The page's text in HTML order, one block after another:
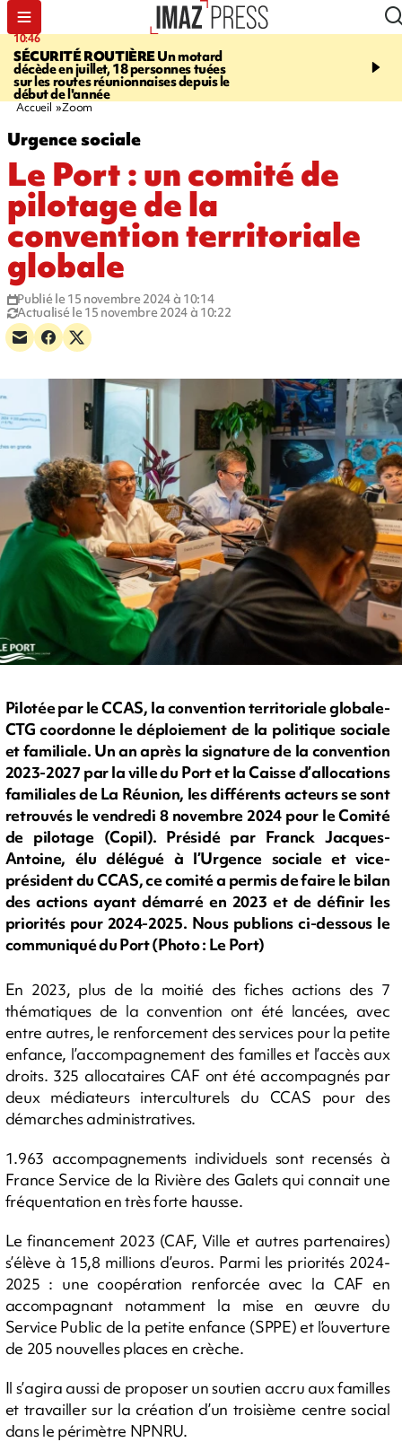
10:46
SÉCURITÉ ROUTIÈREUn motard
décède en juillet, 18 personnes tuées
sur les routes réunionnaises depuis le
début de l'année
13:49
mineurs - un courrier
Accueil Zoom
Urgence sociale
Le Port : un comité de
pilotage de la
convention territoriale
globale
Publié le 15 novembre 2024 à 10:14
Actualisé le 15 novembre 2024 à 10:22
Pilotée par le CCAS, la convention territoriale globale-
CTG coordonne le déploiement de la politique sociale
et familiale. Un an après la signature de la convention
2023-2027 par la ville du Port et la Caisse d’allocations
familiales de La Réunion, les différents acteurs se sont
retrouvés le vendredi 8 novembre 2024 pour le Comité
de pilotage (Copil). Présidé par Franck Jacques-
Antoine, élu délégué à l’Urgence sociale et vice-
président du CCAS, ce comité a permis de faire le bilan
des actions ayant démarré en 2023 et de définir les
priorités pour 2024-2025. Nous publions ci-dessous le
communiqué du Port (Photo : Le Port)
En 2023, plus de la moitié des fiches actions des 7
thématiques de la convention ont été lancées, avec
entre autres, le renforcement des services pour la petite
enfance, l’accompagnement des familles et l’accès aux
droits. 325 allocataires CAF ont été accompagnés par
deux médiateurs interculturels du CCAS pour des
démarches administratives.
1.963 accompagnements individuels sont recensés à
France Service de la Rivière des Galets qui connait une
fréquentation en très forte hausse.
Le financement 2023 (CAF, Ville et autres partenaires)
s’élève à 15,8 millions d’euros. Parmi les priorités 2024-
2025 : une coopération renforcée avec la CAF en
accompagnant notamment la mise en œuvre du
Service Public de la petite enfance (SPPE) et l’ouverture
de 205 nouvelles places en crèche.
Il s’agira aussi de proposer un soutien accru aux familles
et travailler sur la création d’un troisième centre social
dans le périmètre NPNRU.